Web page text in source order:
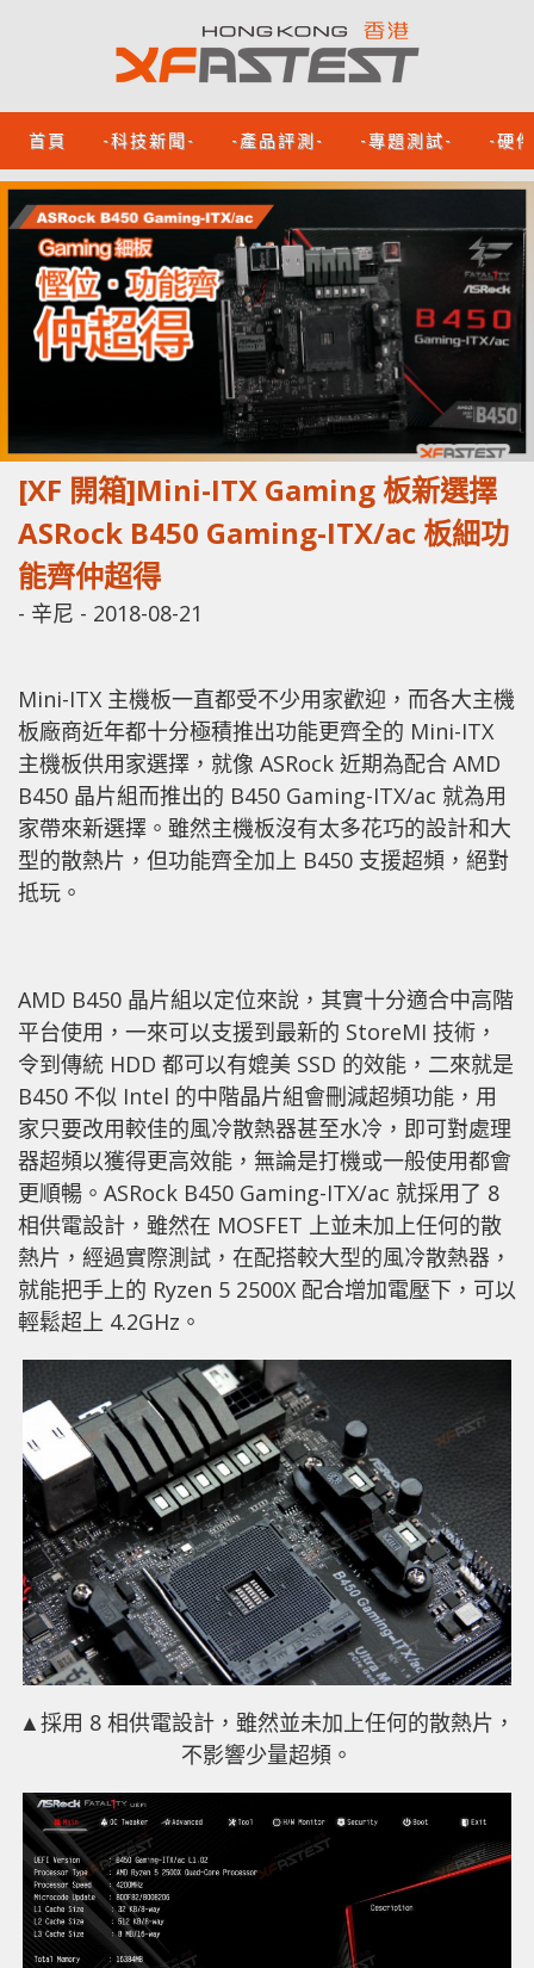
首頁 -科技新聞- -產品評測- -專題測試- -硬
[XF 開箱]Mini-ITX Gaming 板新選擇
ASRock B450 Gaming-ITX/ac 板細功
能齊仲超得
- 辛尼 - 2018-08-21
Mini-ITX 主機板一直都受不少用家歡迎，而各大主機
板廠商近年都十分極積推出功能更齊全的 Mini-ITX
主機板供用家選擇，就像 ASRock 近期為配合 AMD
B450 晶片組而推出的 B450 Gaming-ITX/ac 就為用
家帶來新選擇。雖然主機板沒有太多花巧的設計和大
型的散熱片，但功能齊全加上 B450 支援超頻，絕對
抵玩。
AMD B450 晶片組以定位來說，其實十分適合中高階
平台使用，一來可以支援到最新的 StoreMI 技術，
令到傳統 HDD 都可以有媲美 SSD 的效能，二來就是
B450 不似 Intel 的中階晶片組會刪減超頻功能，用
家只要改用較佳的風冷散熱器甚至水冷，即可對處理
器超頻以獲得更高效能，無論是打機或一般使用都會
更順暢。ASRock B450 Gaming-ITX/ac 就採用了 8
相供電設計，雖然在 MOSFET 上並未加上任何的散
熱片，經過實際測試，在配搭較大型的風冷散熱器，
就能把手上的 Ryzen 5 2500X 配合增加電壓下，可以
輕鬆超上 4.2GHz。
▲採用 8 相供電設計，雖然並未加上任何的散熱片，
不影響少量超頻。